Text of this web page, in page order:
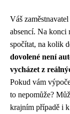
Váš
absencí. Na konci
spočítat, na kolik
dovolené není
vycházet z
Pokud vám
to nepomůže?
krajním případě i